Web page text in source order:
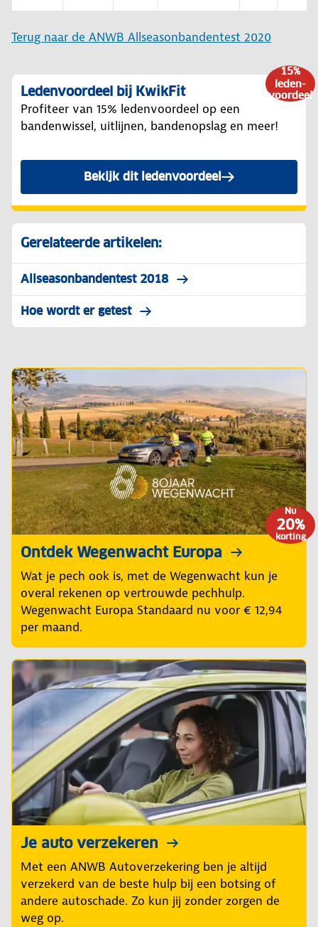
Terug naar de ANWB Allseasonbandentest 2020
15%
leden-
voordeel
Ledenvoordeel bij KwikFit
Profiteer van 15% ledenvoordeel op een
bandenwissel, uitlijnen, bandenopslag en meer!
Bekijk dit ledenvoordeel
Gerelateerde artikelen:
Allseasonbandentest 2018
Hoe wordt er getest
Nu
20%
korting
Ontdek Wegenwacht Europa
Wat je pech ook is, met de Wegenwacht kun je
overal rekenen op vertrouwde pechhulp.
Wegenwacht Europa Standaard nu voor € 12,94
per maand.
Je auto verzekeren
Met een ANWB Autoverzekering ben je altijd
verzekerd van de beste hulp bij een botsing of
andere autoschade. Zo kun jij zonder zorgen de
weg op.